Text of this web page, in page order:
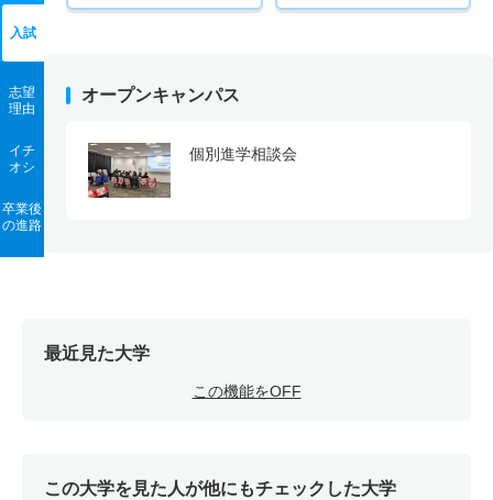
入試
志望
理由
イチ
オシ
卒業後
の進路
オープンキャンパス
個別進学相談会
最近見た大学
この機能をOFF
この大学を見た人が他にもチェックした大学